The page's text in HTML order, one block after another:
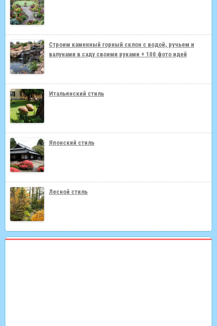
Строим каменный горный склон с водой, ручьем и
валунами в саду своими руками + 100 фото идей
Итальянский стиль
Японский стиль
Лесной стиль